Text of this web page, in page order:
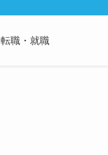
転職・就職